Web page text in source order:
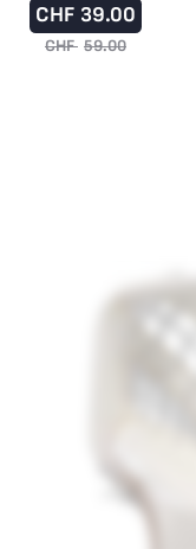
CHF 39.00
CHF 59.00